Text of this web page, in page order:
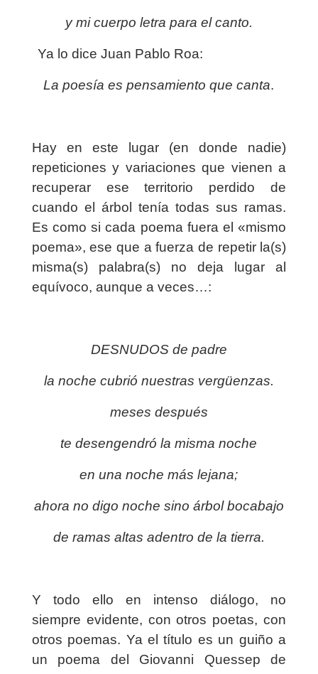
y mi cuerpo letra para el canto.
Ya lo dice Juan Pablo Roa:
La poesía es pensamiento que canta.
Hay en este lugar (en donde nadie)
repeticiones y variaciones que vienen a
recuperar ese territorio perdido de
cuando el árbol tenía todas sus ramas.
Es como si cada poema fuera el «mismo
poema», ese que a fuerza de repetir la(s)
misma(s) palabra(s) no deja lugar al
equívoco, aunque a veces…:
DESNUDOS de padre
la noche cubrió nuestras vergüenzas.
meses después
te desengendró la misma noche
en una noche más lejana;
ahora no digo noche sino árbol bocabajo
de ramas altas adentro de la tierra.
Y todo ello en intenso diálogo, no
siempre evidente, con otros poetas, con
otros poemas. Ya el título es un guiño a
un poema del Giovanni Quessep de